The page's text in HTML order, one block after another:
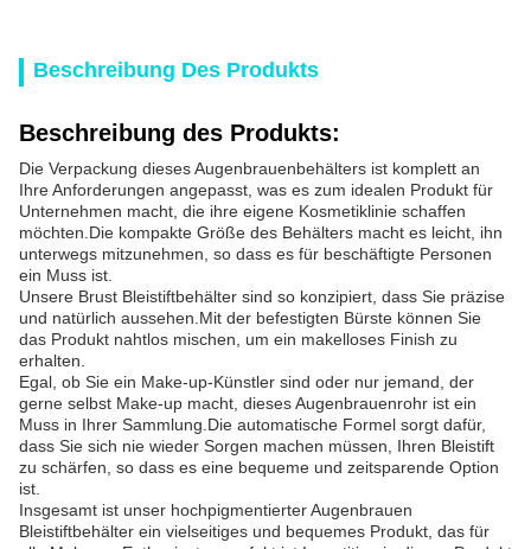
Beschreibung Des Produkts
Beschreibung des Produkts:
Die Verpackung dieses Augenbrauenbehälters ist komplett an
Ihre Anforderungen angepasst, was es zum idealen Produkt für
Unternehmen macht, die ihre eigene Kosmetiklinie schaffen
möchten.Die kompakte Größe des Behälters macht es leicht, ihn
unterwegs mitzunehmen, so dass es für beschäftigte Personen
ein Muss ist.
Unsere Brust Bleistiftbehälter sind so konzipiert, dass Sie präzise
und natürlich aussehen.Mit der befestigten Bürste können Sie
das Produkt nahtlos mischen, um ein makelloses Finish zu
erhalten.
Egal, ob Sie ein Make-up-Künstler sind oder nur jemand, der
gerne selbst Make-up macht, dieses Augenbrauenrohr ist ein
Muss in Ihrer Sammlung.Die automatische Formel sorgt dafür,
dass Sie sich nie wieder Sorgen machen müssen, Ihren Bleistift
zu schärfen, so dass es eine bequeme und zeitsparende Option
ist.
Insgesamt ist unser hochpigmentierter Augenbrauen
Bleistiftbehälter ein vielseitiges und bequemes Produkt, das für